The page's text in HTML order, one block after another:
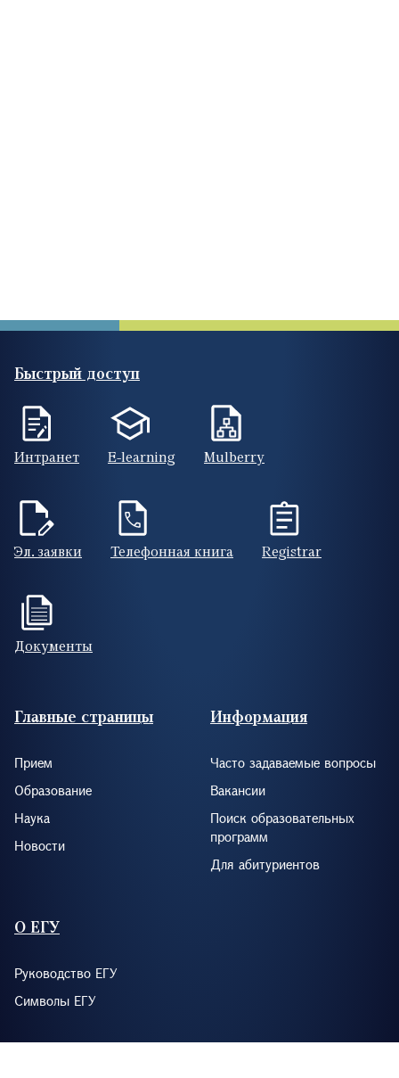
Быстрый доступ
Интранет E-learning Mulberry
Эл. заявки Телефонная книга Registrar
Документы
Footer (RUS)
Главные страницы
Прием
Образование
Наука
Новости
Информация
Часто задаваемые вопросы
Вакансии
Поиск образовательных
программ
Для абитуриентов
О ЕГУ
Руководство ЕГУ
Символы ЕГУ